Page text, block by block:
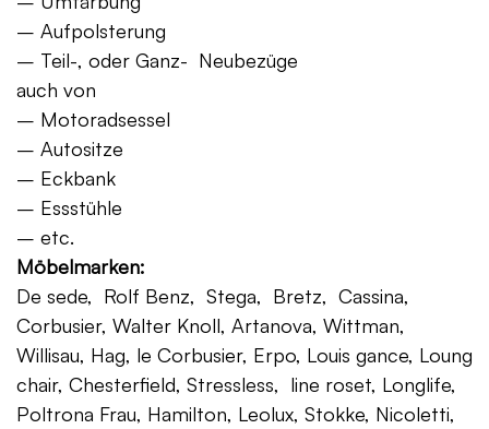
– Aufpolsterung
– Teil-, oder Ganz- Neubezüge
auch von
– Motoradsessel
– Autositze
– Eckbank
– Essstühle
– etc.
Möbelmarken:
De sede, Rolf Benz, Stega, Bretz, Cassina,
Corbusier, Walter Knoll, Artanova, Wittman,
Willisau, Hag, le Corbusier, Erpo, Louis gance, Loung
chair, Chesterfield, Stressless, line roset, Longlife,
Poltrona Frau, Hamilton, Leolux, Stokke, Nicoletti,